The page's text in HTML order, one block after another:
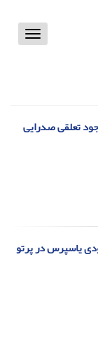
Toggle
تعلقی صدرایی
یاسپرس در پرتو